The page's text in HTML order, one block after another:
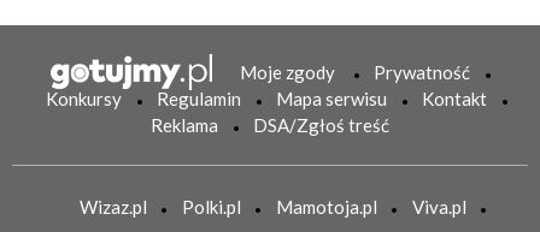
Moje zgody
Prywatność
Konkursy
Regulamin Mapa serwisu
Kontakt
Reklama
DSA/Zgłoś treść
Wizaz.pl Polki.pl Mamotoja.pl
Viva.pl